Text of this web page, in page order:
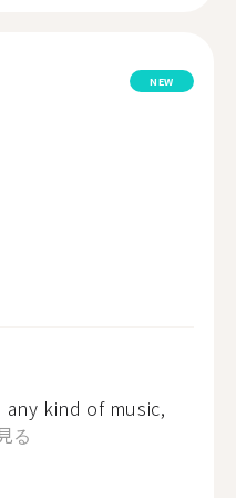
NEW
kind of music,
る